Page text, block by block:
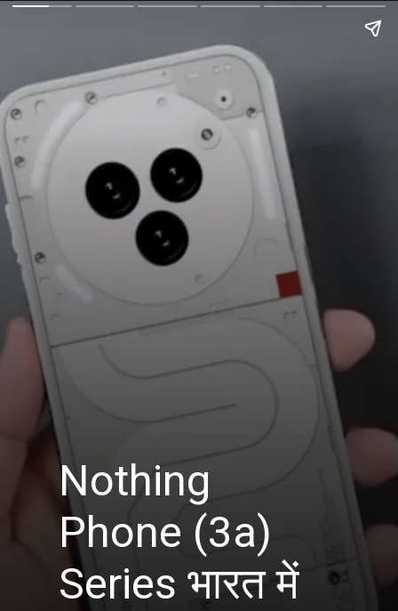
Nothing
Phone (3a)
Series भारत में